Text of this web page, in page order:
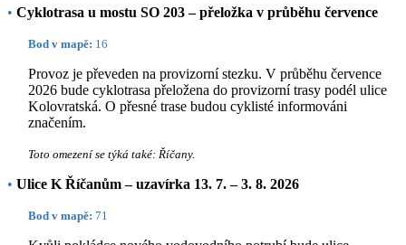
• Cyklotrasa u mostu SO 203 – přeložka v průběhu července
Bod v mapě: 16
Provoz je převeden na provizorní stezku. V průběhu července
2026 bude cyklotrasa přeložena do provizorní trasy podél ulice
Kolovratská. O přesné trase budou cyklisté informováni
značením.
Toto omezení se týká také: Říčany.
• Ulice K Říčanům – uzavírka 13. 7. – 3. 8. 2026
Bod v mapě: 71